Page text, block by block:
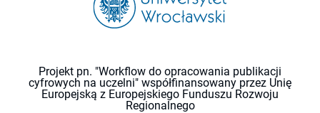
Projekt pn. "Workflow do opracowania publikacji
cyfrowych na uczelni" współfinansowany przez Unię
Europejską z Europejskiego Funduszu Rozwoju
Regionalnego